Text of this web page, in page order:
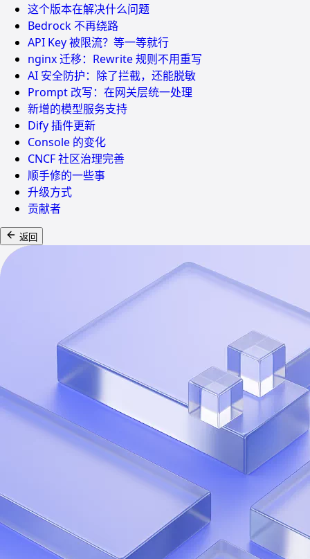
这个版本在解决什么问题
Bedrock 不再绕路
API Key 被限流？等一等就行
nginx 迁移：Rewrite 规则不用重写
AI 安全防护：除了拦截，还能脱敏
Prompt 改写：在网关层统一处理
新增的模型服务支持
Dify 插件更新
Console 的变化
CNCF 社区治理完善
顺手修的一些事
升级方式
贡献者
返回